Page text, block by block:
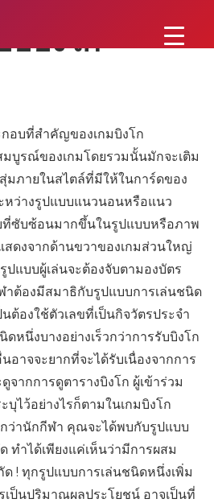
บบิงโก
อบที่สำคัญของเกมบิงโก
มบูรณ์ของเกมโดยรวมนั้นมักจะเติม
มภายในสไตล์ที่มีให้ในการ์ดของ
ว่างรูปแบบแนวนอนหรือแนว
ที่ซับซ้อนมากขึ้นในรูปแบบหรือภาพ
สดงจากด้านขวาของเกมส่วนใหญ่
ปแบบผู้เล่นจะต้องจับตามองบัตร
าต้องมีสมาธิกับรูปแบบการเล่นชนิด
ต้องใช้ตัวเลขที่เป็นกิจวัตรประจำ
หนึ่งบางอย่างเร็วกว่าการรับบิงโก
าจจะยากที่จะได้รับเนื่องจากการ
จากการดูตารางบิงโก ผู้เข้าร่วม
บุไว้อย่างไรก็ตามในเกมบิงโก
กว่านักกีฬา คุณจะได้พบกับรูปแบบ
ทำได้เพียงแค่เห็นว่ามีการผสม
ด ! ทุกรูปแบบการเล่นชนิดหนึ่งเพิ่ม
ป็นปริมาณผลประโยชน์ อาจเป็นที่